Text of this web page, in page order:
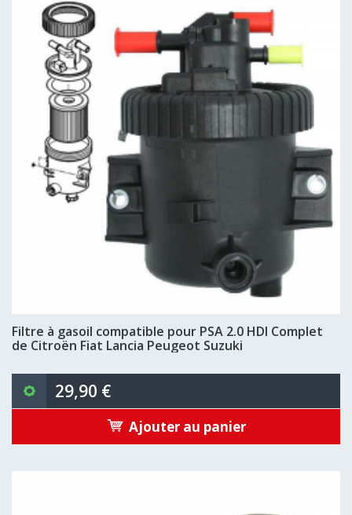
Filtre à gasoil compatible pour PSA 2.0 HDI Complet
de Citroën Fiat Lancia Peugeot Suzuki
29,90 €
Ajouter au panier